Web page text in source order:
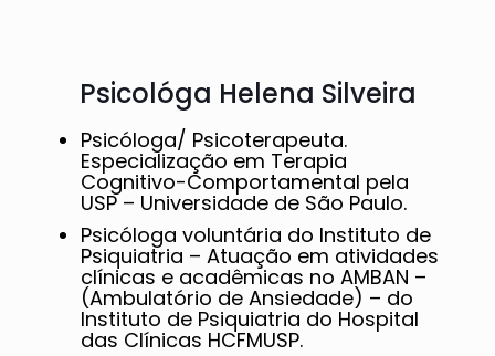
Psicológa Helena Silveira
Psicóloga/ Psicoterapeuta.
Especialização em Terapia
Cognitivo-Comportamental pela
USP – Universidade de São Paulo.
Psicóloga voluntária do Instituto de
Psiquiatria – Atuação em atividades
clínicas e acadêmicas no AMBAN –
(Ambulatório de Ansiedade) – do
Instituto de Psiquiatria do Hospital
das Clínicas HCFMUSP.